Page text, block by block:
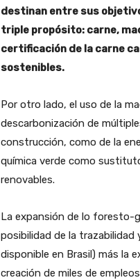
destinan entre sus
triple propósito: carne,
certificación de la carne
sostenibles.
Por otro lado, el uso de la
descarbonización de
construcción, como de la
química verde como
renovables.
La expansión de lo foresto-
posibilidad de la
disponible en Brasil) más la
creación de miles de